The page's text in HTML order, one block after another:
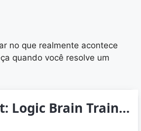
no que realmente acontece
quando você resolve um
IQ Test: Logic Brain Training